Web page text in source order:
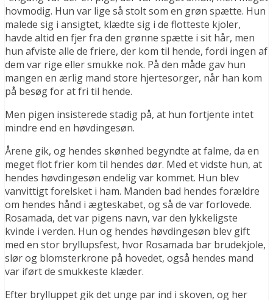
hovmodig. Hun var lige så stolt som en grøn spætte. Hun
malede sig i ansigtet, klædte sig i de flotteste kjoler,
havde altid en fjer fra den grønne spætte i sit hår, men
hun afviste alle de friere, der kom til hende, fordi ingen af
dem var rige eller smukke nok. På den måde gav hun
mangen en ærlig mand store hjertesorger, når han kom
på besøg for at fri til hende.
Men pigen insisterede stadig på, at hun fortjente intet
mindre end en høvdingesøn.
Årene gik, og hendes skønhed begyndte at falme, da en
meget flot frier kom til hendes dør. Med et vidste hun, at
hendes høvdingesøn endelig var kommet. Hun blev
vanvittigt forelsket i ham. Manden bad hendes forældre
om hendes hånd i ægteskabet, og så de var forlovede.
Rosamada, det var pigens navn, var den lykkeligste
kvinde i verden. Hun og hendes høvdingesøn blev gift
med en stor bryllupsfest, hvor Rosamada bar brudekjole,
slør og blomsterkrone på hovedet, også hendes mand
var iført de smukkeste klæder.
Efter brylluppet gik det unge par ind i skoven, og her